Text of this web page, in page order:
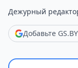
Дежурный
Добавьте